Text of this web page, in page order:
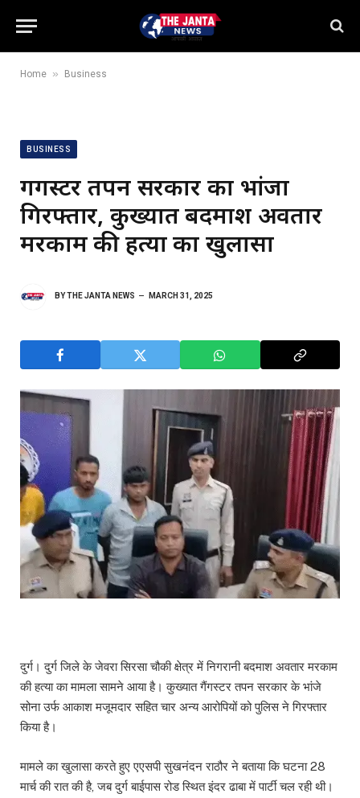
Home » Business
BUSINESS
गैंगस्टर तपन सरकार का भांजा
गिरफ्तार, कुख्यात बदमाश अवतार
मरकाम की हत्या का खुलासा
BYTHE JANTA NEWS MARCH 31, 2025
दुर्ग। दुर्ग जिले के जेवरा सिरसा चौकी क्षेत्र में निगरानी बदमाश अवतार मरकाम
की हत्या का मामला सामने आया है। कुख्यात गैंगस्टर तपन सरकार के भांजे
सोना उर्फ आकाश मजूमदार सहित चार अन्य आरोपियों को पुलिस ने गिरफ्तार
किया है।
मामले का खुलासा करते हुए एएसपी सुखनंदन राठौर ने बताया कि घटना 28
मार्च की रात की है, जब दुर्ग बाईपास रोड स्थित इंदर ढाबा में पार्टी चल रही थी।